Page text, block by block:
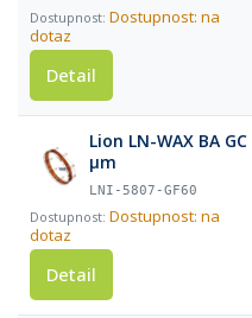
Dostupnost: na
dotaz
Detail
Lion LN-WAX BA
µm
LNI-5807-GF60
Dostupnost: na
dotaz
Detail